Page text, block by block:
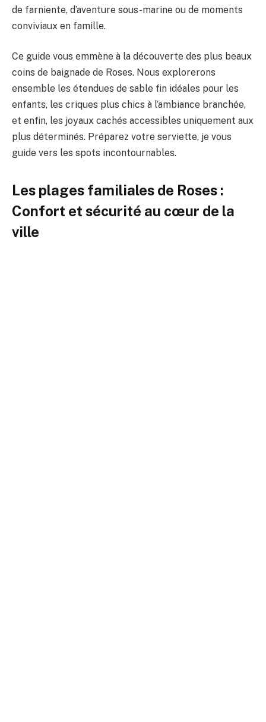
de farniente, d’aventure sous-marine ou de moments
conviviaux en famille.
Ce guide vous emmène à la découverte des plus beaux
coins de baignade de Roses. Nous explorerons
ensemble les étendues de sable fin idéales pour les
enfants, les criques plus chics à l’ambiance branchée,
et enfin, les joyaux cachés accessibles uniquement aux
plus déterminés. Préparez votre serviette, je vous
guide vers les spots incontournables.
Les plages familiales de Roses :
Confort et sécurité au cœur de la
ville